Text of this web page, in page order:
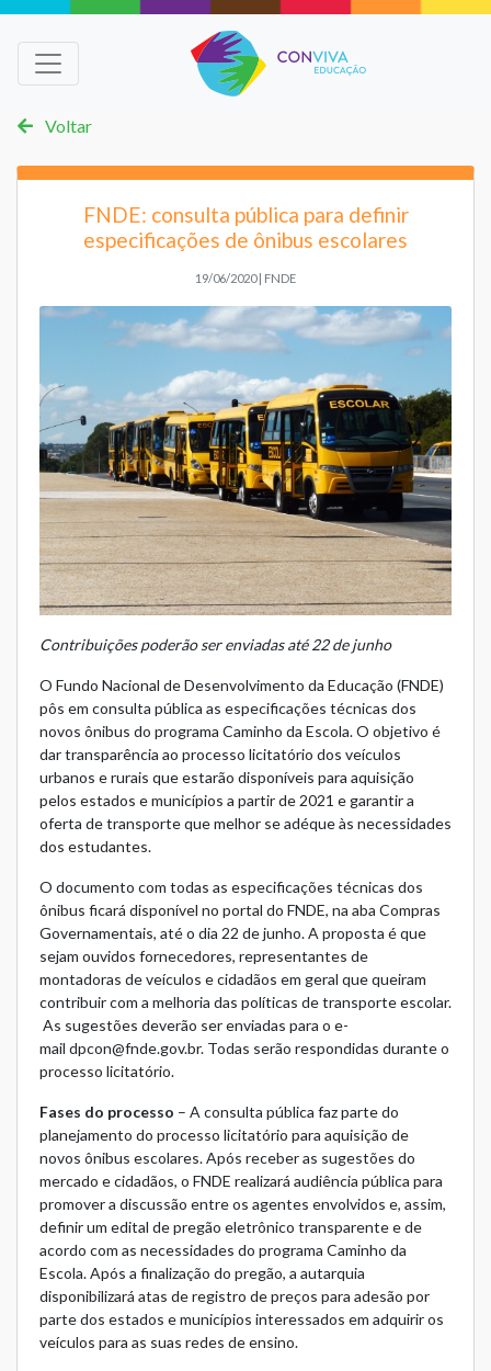
Voltar
FNDE: consulta pública para definir
especificações de ônibus escolares
19/06/2020 | FNDE
Contribuições poderão ser enviadas até 22 de junho
O Fundo Nacional de Desenvolvimento da Educação (FNDE)
pôs em consulta pública as especificações técnicas dos
novos ônibus do programa Caminho da Escola. O objetivo é
dar transparência ao processo licitatório dos veículos
urbanos e rurais que estarão disponíveis para aquisição
pelos estados e municípios a partir de 2021 e garantir a
oferta de transporte que melhor se adéque às necessidades
dos estudantes.
O documento com todas as especificações técnicas dos
ônibus ficará disponível no portal do FNDE, na aba Compras
Governamentais, até o dia 22 de junho. A proposta é que
sejam ouvidos fornecedores, representantes de
montadoras de veículos e cidadãos em geral que queiram
contribuir com a melhoria das políticas de transporte escolar.
As sugestões deverão ser enviadas para o e-
mail dpcon@fnde.gov.br. Todas serão respondidas durante o
processo licitatório.
Fases do processo – A consulta pública faz parte do
planejamento do processo licitatório para aquisição de
novos ônibus escolares. Após receber as sugestões do
mercado e cidadãos, o FNDE realizará audiência pública para
promover a discussão entre os agentes envolvidos e, assim,
definir um edital de pregão eletrônico transparente e de
acordo com as necessidades do programa Caminho da
Escola. Após a finalização do pregão, a autarquia
disponibilizará atas de registro de preços para adesão por
parte dos estados e municípios interessados em adquirir os
veículos para as suas redes de ensino.